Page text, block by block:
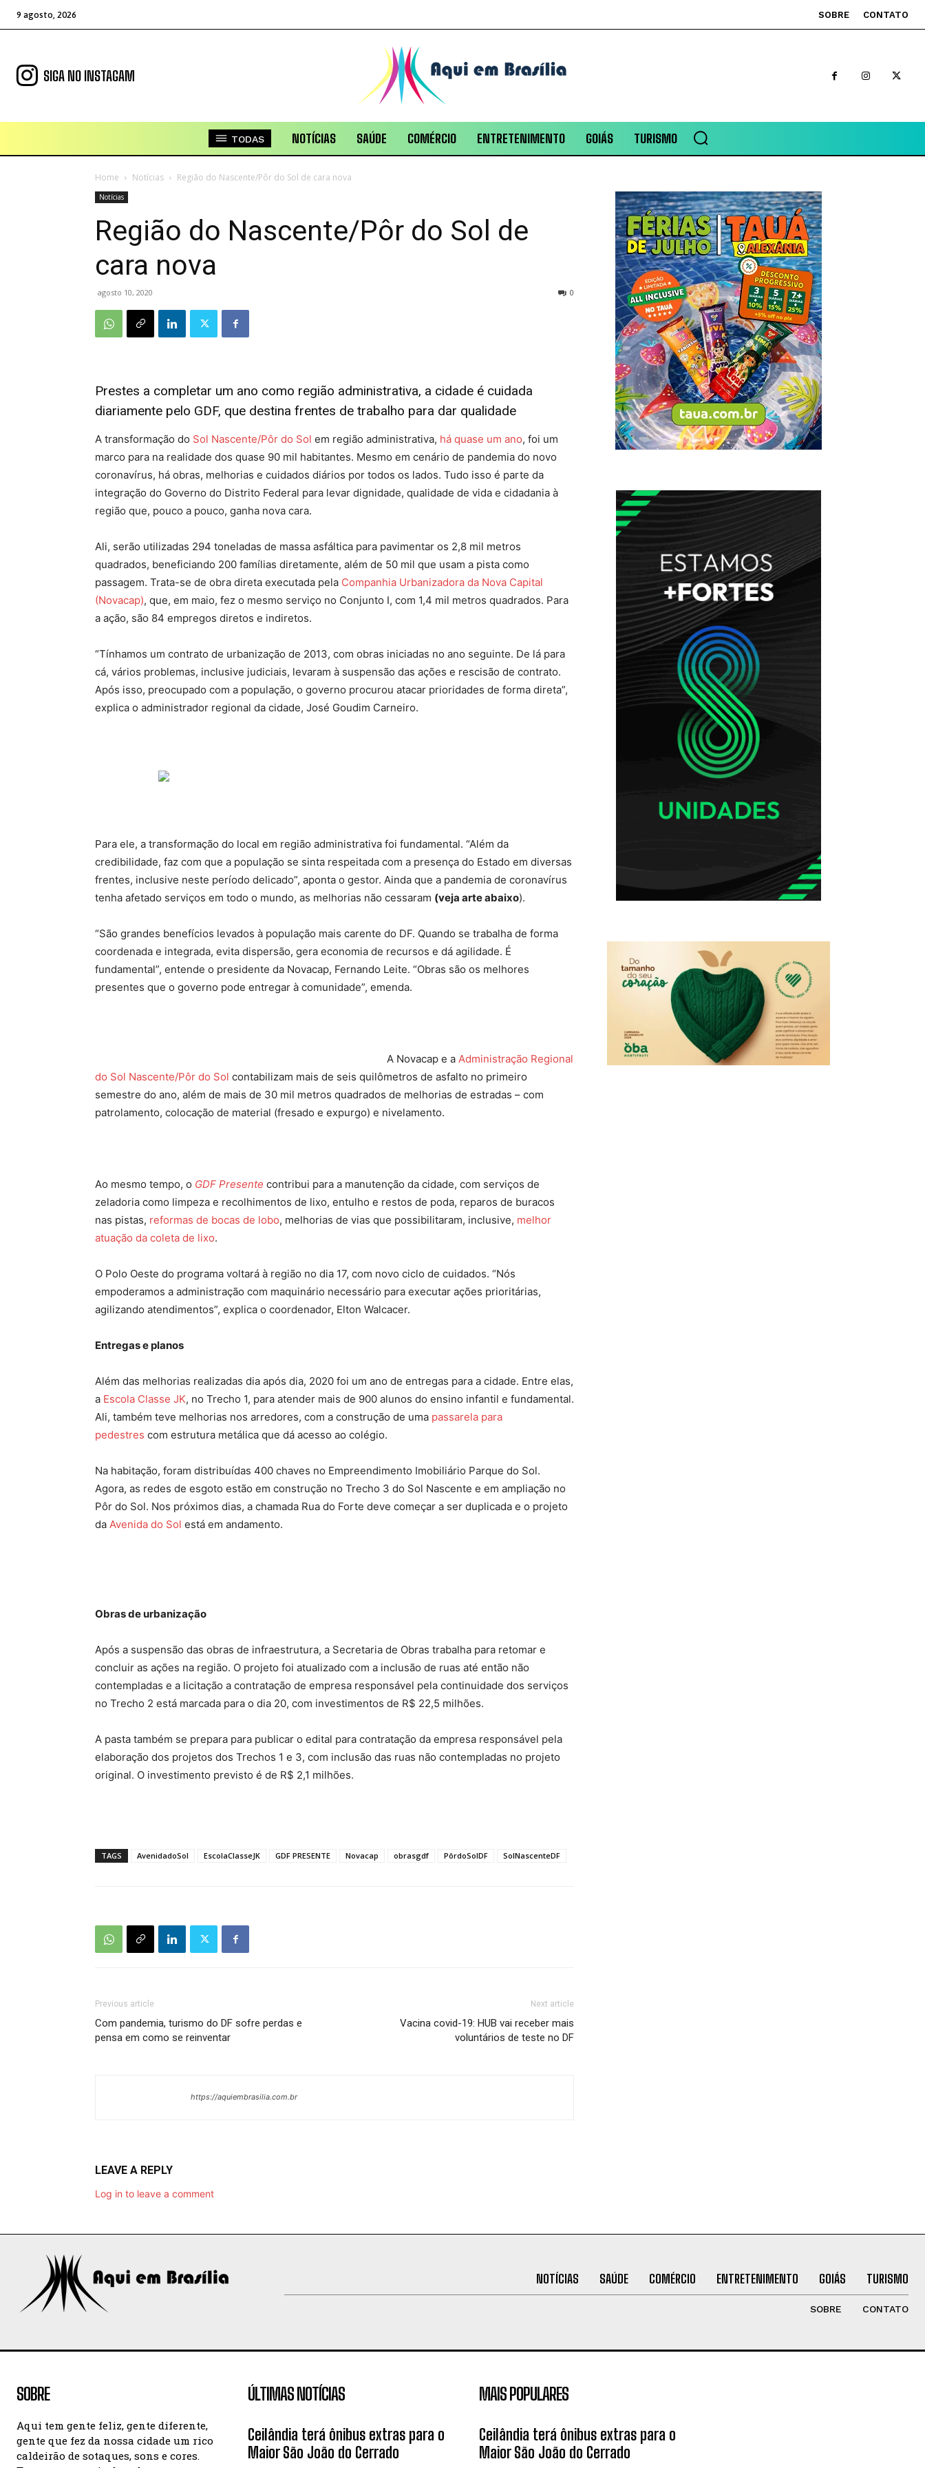
9 agosto, 2026 SOBRE CONTATO
SIGA NO INSTAGAM
TODAS NOTÍCIAS SAÚDE COMÉRCIO ENTRETENIMENTO GOIÁS TURISMO
Home Notícias Região do Nascente/Pôr do Sol de cara nova
Notícias
Região do Nascente/Pôr do Sol de
cara nova
agosto 10, 2020 0
Prestes a completar um ano como região administrativa, a cidade é cuidada
diariamente pelo GDF, que destina frentes de trabalho para dar qualidade
A transformação do Sol Nascente/Pôr do Sol em região administrativa, há quase um ano, foi um
marco para na realidade dos quase 90 mil habitantes. Mesmo em cenário de pandemia do novo
coronavírus, há obras, melhorias e cuidados diários por todos os lados. Tudo isso é parte da
integração do Governo do Distrito Federal para levar dignidade, qualidade de vida e cidadania à
região que, pouco a pouco, ganha nova cara.
Ali, serão utilizadas 294 toneladas de massa asfáltica para pavimentar os 2,8 mil metros
quadrados, beneficiando 200 famílias diretamente, além de 50 mil que usam a pista como
passagem. Trata-se de obra direta executada pela Companhia Urbanizadora da Nova Capital
(Novacap), que, em maio, fez o mesmo serviço no Conjunto I, com 1,4 mil metros quadrados. Para
a ação, são 84 empregos diretos e indiretos.
“Tínhamos um contrato de urbanização de 2013, com obras iniciadas no ano seguinte. De lá para
cá, vários problemas, inclusive judiciais, levaram à suspensão das ações e rescisão de contrato.
Após isso, preocupado com a população, o governo procurou atacar prioridades de forma direta”,
explica o administrador regional da cidade, José Goudim Carneiro.
Para ele, a transformação do local em região administrativa foi fundamental. “Além da
credibilidade, faz com que a população se sinta respeitada com a presença do Estado em diversas
frentes, inclusive neste período delicado”, aponta o gestor. Ainda que a pandemia de coronavírus
tenha afetado serviços em todo o mundo, as melhorias não cessaram (veja arte abaixo).
“São grandes benefícios levados à população mais carente do DF. Quando se trabalha de forma
coordenada e integrada, evita dispersão, gera economia de recursos e dá agilidade. É
fundamental”, entende o presidente da Novacap, Fernando Leite. “Obras são os melhores
presentes que o governo pode entregar à comunidade”, emenda.
A Novacap e a Administração Regional
do Sol Nascente/Pôr do Sol contabilizam mais de seis quilômetros de asfalto no primeiro
semestre do ano, além de mais de 30 mil metros quadrados de melhorias de estradas – com
patrolamento, colocação de material (fresado e expurgo) e nivelamento.
Ao mesmo tempo, o GDF Presente contribui para a manutenção da cidade, com serviços de
zeladoria como limpeza e recolhimentos de lixo, entulho e restos de poda, reparos de buracos
nas pistas, reformas de bocas de lobo, melhorias de vias que possibilitaram, inclusive, melhor
atuação da coleta de lixo.
O Polo Oeste do programa voltará à região no dia 17, com novo ciclo de cuidados. “Nós
empoderamos a administração com maquinário necessário para executar ações prioritárias,
agilizando atendimentos”, explica o coordenador, Elton Walcacer.
Entregas e planos
Além das melhorias realizadas dia após dia, 2020 foi um ano de entregas para a cidade. Entre elas,
a Escola Classe JK, no Trecho 1, para atender mais de 900 alunos do ensino infantil e fundamental.
Ali, também teve melhorias nos arredores, com a construção de uma passarela para
pedestres com estrutura metálica que dá acesso ao colégio.
Na habitação, foram distribuídas 400 chaves no Empreendimento Imobiliário Parque do Sol.
Agora, as redes de esgoto estão em construção no Trecho 3 do Sol Nascente e em ampliação no
Pôr do Sol. Nos próximos dias, a chamada Rua do Forte deve começar a ser duplicada e o projeto
da Avenida do Sol está em andamento.
Obras de urbanização
Após a suspensão das obras de infraestrutura, a Secretaria de Obras trabalha para retomar e
concluir as ações na região. O projeto foi atualizado com a inclusão de ruas até então não
contempladas e a licitação a contratação de empresa responsável pela continuidade dos serviços
no Trecho 2 está marcada para o dia 20, com investimentos de R$ 22,5 milhões.
A pasta também se prepara para publicar o edital para contratação da empresa responsável pela
elaboração dos projetos dos Trechos 1 e 3, com inclusão das ruas não contempladas no projeto
original. O investimento previsto é de R$ 2,1 milhões.
TAGS AvenidadoSol EscolaClasseJK GDF PRESENTE Novacap obrasgdf PôrdoSolDF SolNascenteDF
Previous article
Com pandemia, turismo do DF sofre perdas e
pensa em como se reinventar
Next article
Vacina covid-19: HUB vai receber mais
voluntários de teste no DF
https://aquiembrasilia.com.br
LEAVE A REPLY
Log in to leave a comment
NOTÍCIAS SAÚDE COMÉRCIO ENTRETENIMENTO GOIÁS TURISMO
SOBRE CONTATO
SOBRE
Aqui tem gente feliz, gente diferente,
gente que fez da nossa cidade um rico
caldeirão de sotaques, sons e cores.
ÚLTIMAS NOTÍCIAS
Ceilândia terá ônibus extras para o
Maior São João do Cerrado
MAIS POPULARES
Ceilândia terá ônibus extras para o
Maior São João do Cerrado